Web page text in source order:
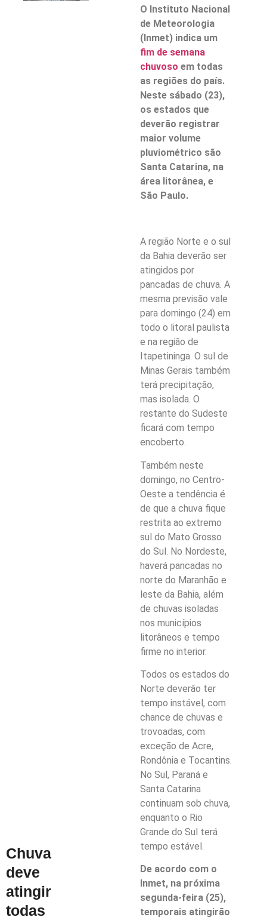
Chuva
deve
atingir
todas
O Instituto Nacional
de Meteorologia
(Inmet) indica um
fim de semana
chuvosoem todas
as regiões do país.
Neste sábado (23),
os estados que
deverão registrar
maior volume
pluviométrico são
Santa Catarina, na
área litorânea, e
São Paulo.
A região Norte e o sul
da Bahia deverão ser
atingidos por
pancadas de chuva. A
mesma previsão vale
para domingo (24) em
todo o litoral paulista
e na região de
Itapetininga. O sul de
Minas Gerais também
terá precipitação,
mas isolada. O
restante do Sudeste
ficará com tempo
encoberto.
Também neste
domingo, no Centro-
Oeste a tendência é
de que a chuva fique
restrita ao extremo
sul do Mato Grosso
do Sul. No Nordeste,
haverá pancadas no
norte do Maranhão e
leste da Bahia, além
de chuvas isoladas
nos municípios
litorâneos e tempo
firme no interior.
Todos os estados do
Norte deverão ter
tempo instável, com
chance de chuvas e
trovoadas, com
exceção de Acre,
Rondônia e Tocantins.
No Sul, Paraná e
Santa Catarina
continuam sob chuva,
enquanto o Rio
Grande do Sul terá
tempo estável.
De acordo com o
Inmet, na próxima
segunda-feira (25),
temporais atingirão